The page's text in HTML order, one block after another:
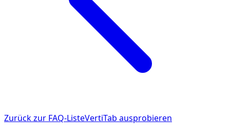
Zurück zur FAQ-ListeVertiTab ausprobieren